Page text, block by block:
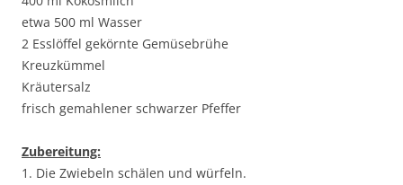
etwa 500 ml Wasser
2 Esslöffel gekörnte Gemüsebrühe
Kreuzkümmel
Kräutersalz
frisch gemahlener schwarzer Pfeffer
Zubereitung:
1. Die Zwiebeln schälen und würfeln.